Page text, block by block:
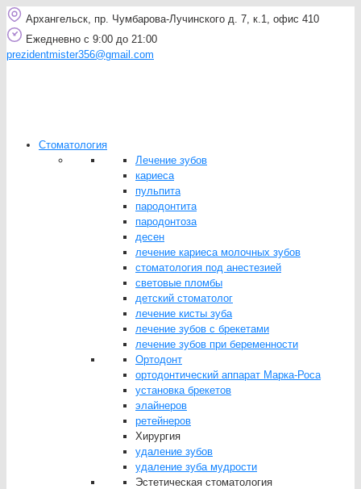
Архангельск, пр. Чумбарова-Лучинского д. 7, к.1, офис 410
Ежедневно с 9:00 до 21:00
prezidentmister356@gmail.com
Стоматология
Лечение зубов
кариеса
пульпита
пародонтита
пародонтоза
десен
лечение кариеса молочных зубов
стоматология под анестезией
световые пломбы
детский стоматолог
лечение кисты зуба
лечение зубов с брекетами
лечение зубов при беременности
Ортодонт
ортодонтический аппарат Марка-Роса
установка брекетов
элайнеров
ретейнеров
Хирургия
удаление зубов
удаление зуба мудрости
Эстетическая стоматология